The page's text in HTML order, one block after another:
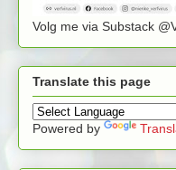
Volg me via Substack
Translate this page
Powered by